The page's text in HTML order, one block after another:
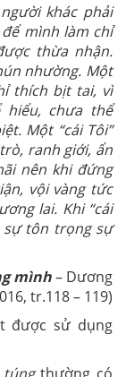
khác phải
mình làm chỉ
thừa nhận.
nhường. Một
thích bịt tai, vì
hiểu, chưa thể
Một “cái Tôi”
ranh giới, ẩn
nên khi đứng
vội vàng tức
lai. Khi “cái
sự tôn trọng sự
mình– Dương
tr.118 – 119)
được sử dụng